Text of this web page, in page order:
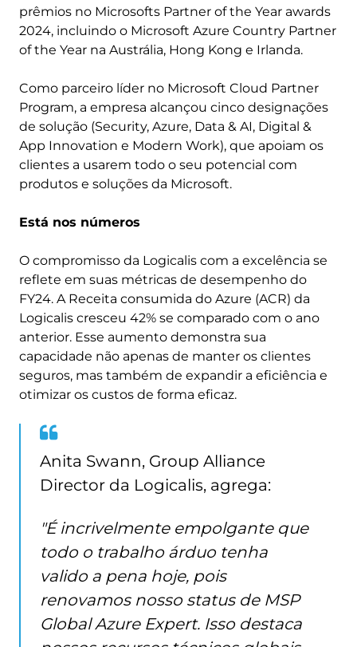
prêmios no Microsofts Partner of the Year awards
2024, incluindo o Microsoft Azure Country Partner
of the Year na Austrália, Hong Kong e Irlanda.
Como parceiro líder no Microsoft Cloud Partner
Program, a empresa alcançou cinco designações
de solução (Security, Azure, Data & AI, Digital &
App Innovation e Modern Work), que apoiam os
clientes a usarem todo o seu potencial com
produtos e soluções da Microsoft.
Está nos números
O compromisso da Logicalis com a excelência se
reflete em suas métricas de desempenho do
FY24. A Receita consumida do Azure (ACR) da
Logicalis cresceu 42% se comparado com o ano
anterior. Esse aumento demonstra sua
capacidade não apenas de manter os clientes
seguros, mas também de expandir a eficiência e
otimizar os custos de forma eficaz.
Anita Swann, Group Alliance
Director da Logicalis, agrega:
"É incrivelmente empolgante que
todo o trabalho árduo tenha
valido a pena hoje, pois
renovamos nosso status de MSP
Global Azure Expert. Isso destaca